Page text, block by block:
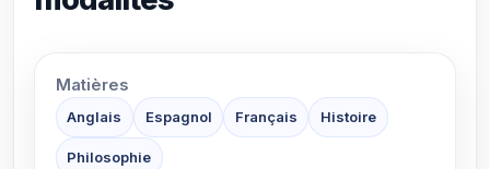
Matières
Anglais Espagnol Français Histoire
Philosophie